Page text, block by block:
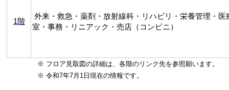
1階
外来・救急・薬剤・放射線科・リハビリ・栄養管理・医
室・事務・リニアック・売店（コンビニ）
※ フロア見取図の詳細は、各階のリンク先を参照願います。
※ 令和7年7月1日現在の情報です。